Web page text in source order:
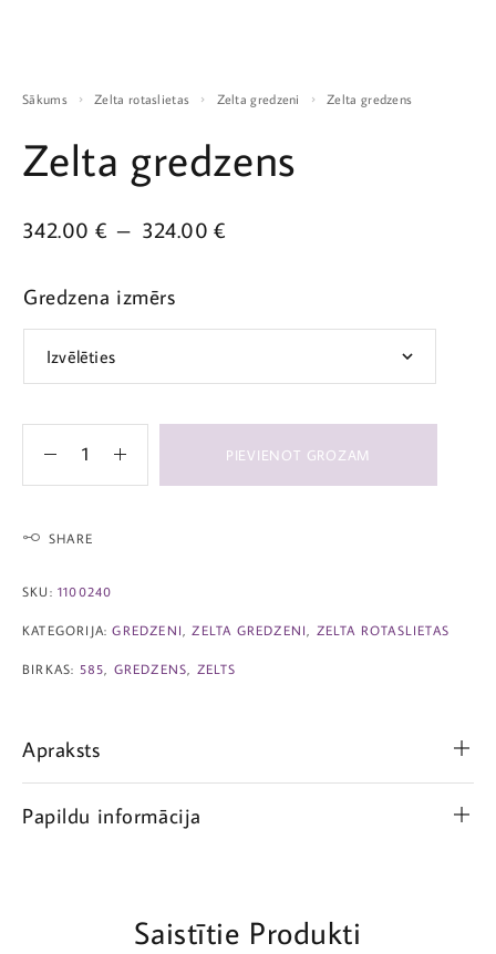
Sākums Zelta rotaslietas Zelta gredzeni Zelta gredzens
Zelta gredzens
324.00€
–
342.00 €
Gredzena izmērs
PIEVIENOT GROZAM
SHARE
SKU: 1100240
KATEGORIJA:GREDZENI ZELTA GREDZENI ZELTA ROTASLIETAS
BIRKAS: 585 GREDZENS ZELTS
Apraksts
Papildu informācija
Saistītie Produkti